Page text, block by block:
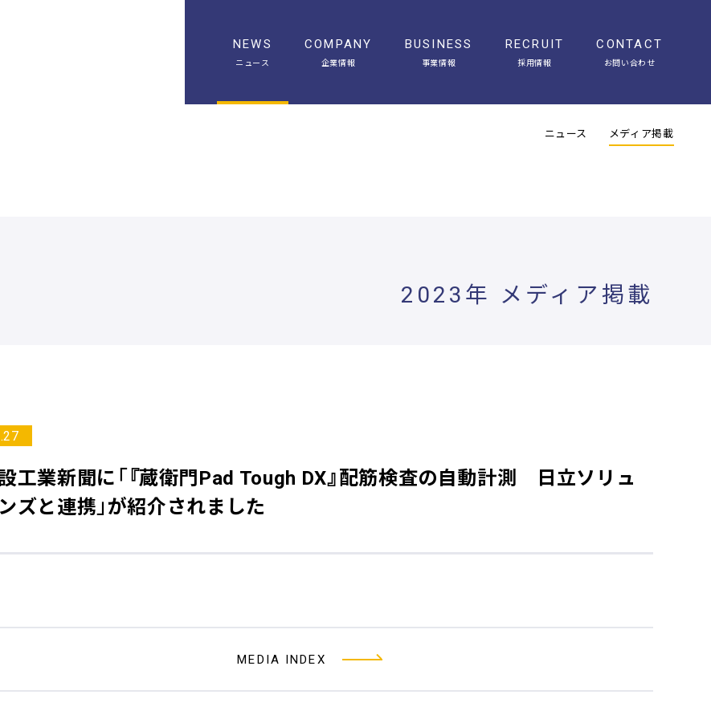
NEWS
ニュース
ニュース メディア掲載
COMPANY
企業情報
BUSINESS
事業情報
RECRUIT
採用情報
CONTACT
お問い合わせ
2023年 メディア掲載
工業新聞に「『蔵衛門Pad Tough DX』配筋検査の自動計測 日立ソリュ
ズと連携」が紹介されました
MEDIA INDEX